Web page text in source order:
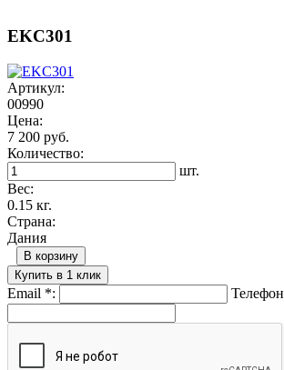
EKC301
Артикул:
00990
Цена:
7 200 руб.
Количество:
шт.
Вес:
0.15 кг.
Страна:
Дания
В корзину
Купить в 1 клик
Email *: Телефон